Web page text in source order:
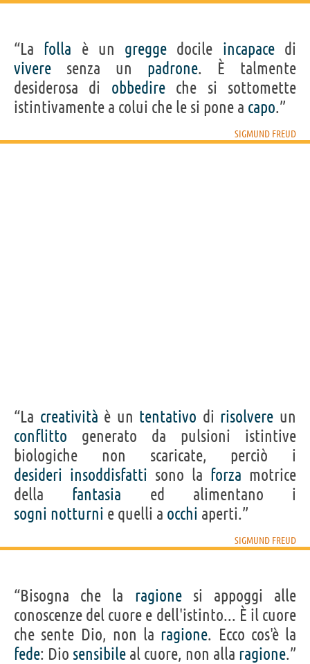
“La folla è un gregge docile incapacedi
vivere senza un padrone. È talmente
desiderosa di obbedireche si sottomette
istintivamente a colui che le si pone a capo.”
SIGMUND FREUD
“La creatività è un tentativo di risolvere un
conflitto generato da pulsioni istintive
biologiche non scaricate, perciò i
desideri insoddisfatti sono la forza motrice
della fantasia ed alimentano i
sogni notturni e quelli a occhi aperti.”
SIGMUND FREUD
“Bisogna che la ragionesi appoggi alle
conoscenze del cuore e dell'istinto... È il cuore
che sente Dio, non la ragione. Ecco cos'è la
fede: Dio sensibile al cuore, non alla ragione.”